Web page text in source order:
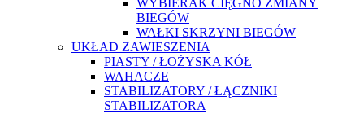
WYBIERAK CIĘGNO ZMIANY
BIEGÓW
WAŁKI SKRZYNI BIEGÓW
UKŁAD ZAWIESZENIA
PIASTY / ŁOŻYSKA KÓŁ
WAHACZE
STABILIZATORY / ŁĄCZNIKI
STABILIZATORA